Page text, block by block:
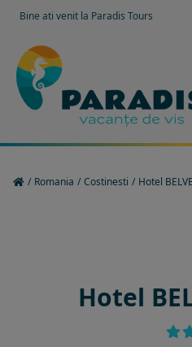
Bine ati venit la Paradis Tours
/ Romania / Costinesti / Hotel
Hotel